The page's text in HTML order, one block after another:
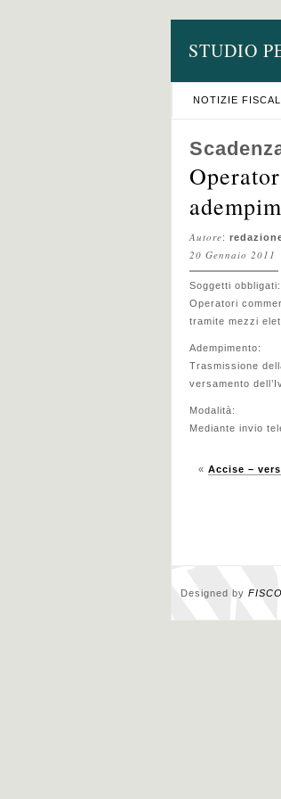
STUDIO
NOTIZIE
Autore:
20 Gennaio 2011
Soggetti obbligati:
Operatori
tramite mezzi
Adempimento:
Trasmissione
versamento
Modalità:
Mediante invio
« Accise –
Designed by